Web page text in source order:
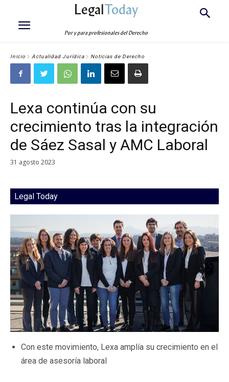
LegalToday
Por y para profesionales del Derecho
Inicio Actualidad Jurídica Noticias de Derecho
Lexa continúa con su
crecimiento tras la integración
de Sáez Sasal y AMC Laboral
31 agosto 2023
Legal Today
Con este movimiento, Lexa amplía su crecimiento en el
área de asesoría laboral